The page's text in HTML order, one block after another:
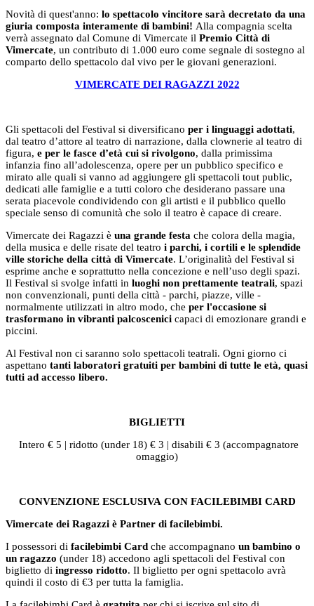
Novità di quest'anno: lo spettacolo vincitore sarà decretato da una
giuria composta interamente di bambini! Alla compagnia scelta
verrà assegnato dal Comune di Vimercate il Premio Città di
Vimercate, un contributo di 1.000 euro come segnale di sostegno al
comparto dello spettacolo dal vivo per le giovani generazioni.
VIMERCATE DEI RAGAZZI 2022
Gli spettacoli del Festival si diversificano per i linguaggi adottati,
dal teatro d’attore al teatro di narrazione, dalla clownerie al teatro di
figura, e per le fasce d’età cui si rivolgono, dalla primissima
infanzia fino all’adolescenza, opere per un pubblico specifico e
mirato alle quali si vanno ad aggiungere gli spettacoli tout public,
dedicati alle famiglie e a tutti coloro che desiderano passare una
serata piacevole condividendo con gli artisti e il pubblico quello
speciale senso di comunità che solo il teatro è capace di creare.
Vimercate dei Ragazzi è una grande festa che colora della magia,
della musica e delle risate del teatro i parchi, i cortili e le splendide
ville storiche della città di Vimercate. L’originalità del Festival si
esprime anche e soprattutto nella concezione e nell’uso degli spazi.
Il Festival si svolge infatti in luoghi non prettamente teatrali, spazi
non convenzionali, punti della città - parchi, piazze, ville -
normalmente utilizzati in altro modo, che per l'occasione si
trasformano in vibranti palcoscenici capaci di emozionare grandi e
piccini.
Al Festival non ci saranno solo spettacoli teatrali. Ogni giorno ci
aspettano tanti laboratori gratuiti per bambini di tutte le età, quasi
tutti ad accesso libero.
BIGLIETTI
Intero € 5 | ridotto (under 18) € 3 | disabili € 3 (accompagnatore
omaggio)
CONVENZIONE ESCLUSIVA CON FACILEBIMBI CARD
Vimercate dei Ragazzi è Partner di facilebimbi.
I possessori di facilebimbi Card che accompagnano un bambino o
un ragazzo (under 18) accedono agli spettacoli del Festival con
biglietto di ingresso ridotto. Il biglietto per ogni spettacolo avrà
quindi il costo di €3 per tutta la famiglia.